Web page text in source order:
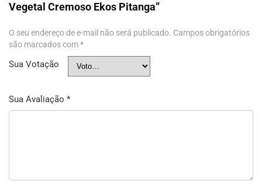
Vegetal Cremoso Ekos Pitanga”
O seu endereço de e-mail não será publicado. Campos obrigatórios
são marcados com*
Sua Votação
Sua Avaliação *